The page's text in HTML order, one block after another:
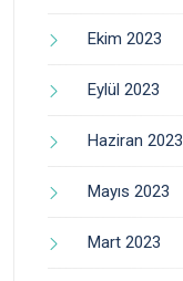
Ekim 2023
Eylül 2023
Haziran 2023
Mayıs 2023
Mart 2023